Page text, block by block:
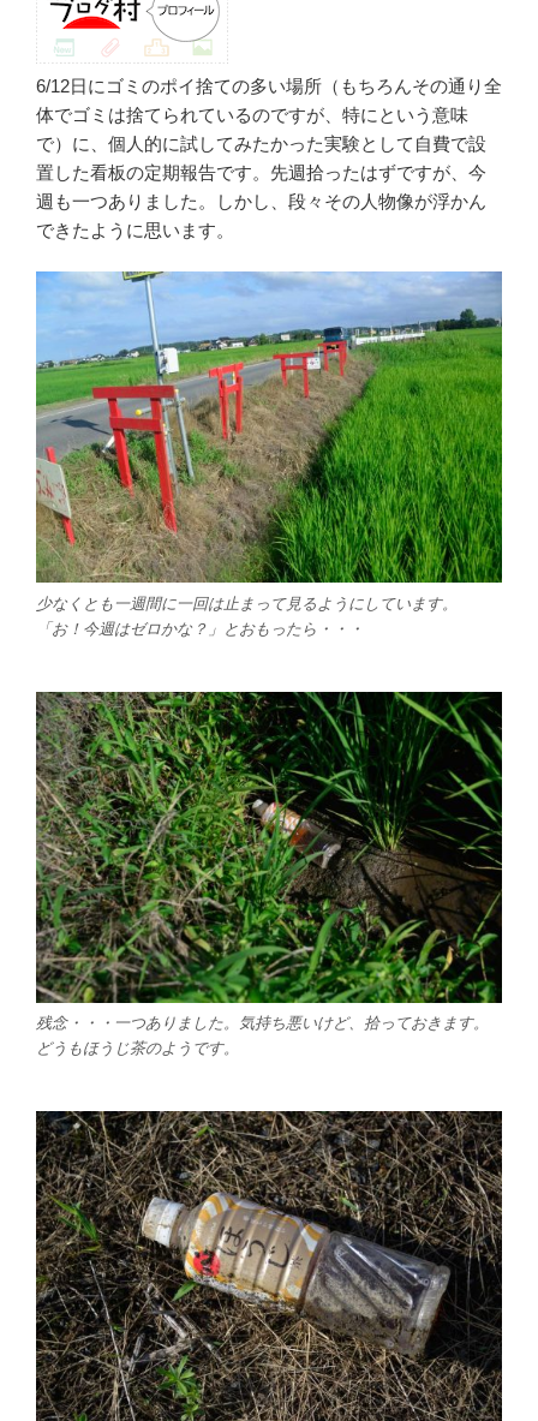
6/12日にゴミのポイ捨ての多い場所（もちろんその通り全
体でゴミは捨てられているのですが、特にという意味
で）に、個人的に試してみたかった実験として自費で設
置した看板の定期報告です。先週拾ったはずですが、今
週も一つありました。しかし、段々その人物像が浮かん
できたように思います。
少なくとも一週間に一回は止まって見るようにしています。
「お！今週はゼロかな？」とおもったら・・・
残念・・・一つありました。気持ち悪いけど、拾っておきます。
どうもほうじ茶のようです。